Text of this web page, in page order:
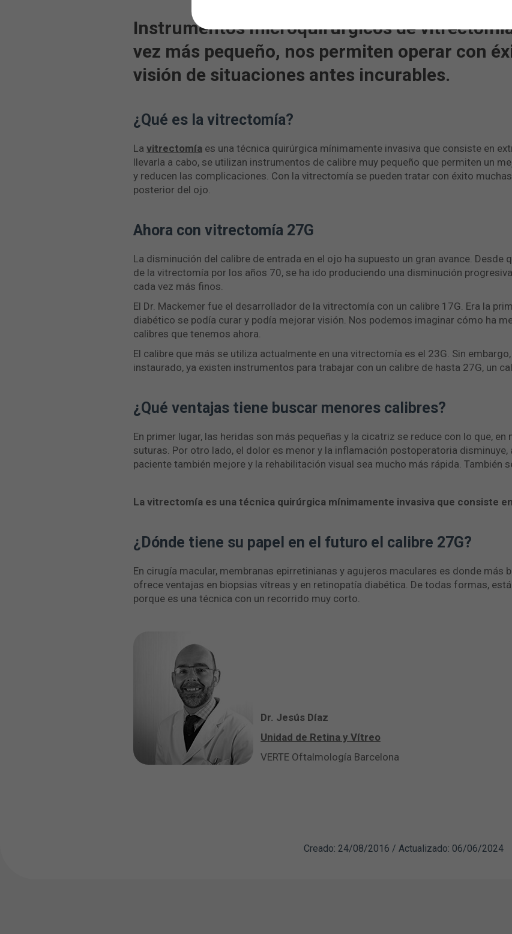
Instrumentos microquirúrgicos de
vez más pequeño, nos permiten operar con
visión de situaciones antes incurables.
¿Qué es la vitrectomía?
La vitrectomía es una técnica quirúrgica mínimamente invasiva que consiste en
llevarla a cabo, se utilizan instrumentos de calibre muy pequeño que permiten un
y reducen las complicaciones. Con la vitrectomía se pueden tratar con éxito
posterior del ojo.
Ahora con vitrectomía 27G
La disminución del calibre de entrada en el ojo ha supuesto un gran avance. Desde
de la vitrectomía por los años 70, se ha ido produciendo una disminución
cada vez más finos.
El Dr. Mackemer fue el desarrollador de la vitrectomía con un calibre 17G. Era la
diabético se podía curar y podía mejorar visión. Nos podemos imaginar cómo ha
calibres que tenemos ahora.
El calibre que más se utiliza actualmente en una vitrectomía es el 23G. Sin
instaurado, ya existen instrumentos para trabajar con un calibre de hasta 27G, un
¿Qué ventajas tiene buscar menores calibres?
En primer lugar, las heridas son más pequeñas y la cicatriz se reduce con lo que,
suturas. Por otro lado, el dolor es menor y la inflamación postoperatoria
paciente también mejore y la rehabilitación visual sea mucho más rápida. También
La vitrectomía es una técnica quirúrgica mínimamente invasiva que consiste
¿Dónde tiene su papel en el futuro el calibre 27G?
En cirugía macular, membranas epirretinianas y agujeros maculares es donde más
ofrece ventajas en biopsias vítreas y en retinopatía diabética. De todas formas,
porque es una técnica con un recorrido muy corto.
Dr. Jesús Díaz
Unidad de Retina y Vítreo
VERTE Oftalmología Barcelona
Creado: 24/08/2016 / Actualizado: 06/06/2024